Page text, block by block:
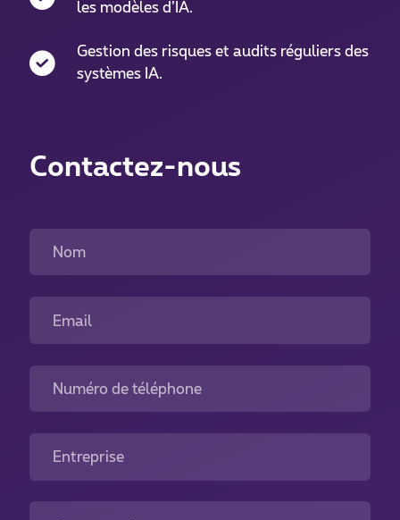
les modèles d’IA.
Gestion des risques et audits réguliers des
systèmes IA.
Contactez-nous
Nom
Email
Numéro de téléphone
Entreprise